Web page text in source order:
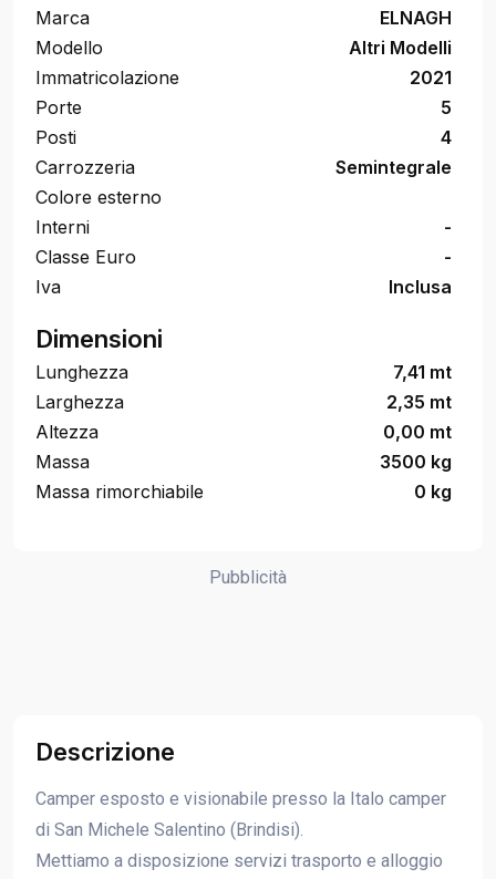
Marca
ELNAGH
Modello
Altri Modelli
Immatricolazione
2021
Porte
5
Posti
4
Carrozzeria
Semintegrale
Colore esterno
Interni
-
Classe Euro
-
Iva
Inclusa
Dimensioni
Lunghezza
7,41 mt
Larghezza
2,35 mt
Altezza
0,00 mt
Massa
3500 kg
Massa rimorchiabile
0 kg
Pubblicità
Descrizione
Camper esposto e visionabile presso la Italo camper
di San Michele Salentino (Brindisi).
Mettiamo a disposizione servizi trasporto e alloggio